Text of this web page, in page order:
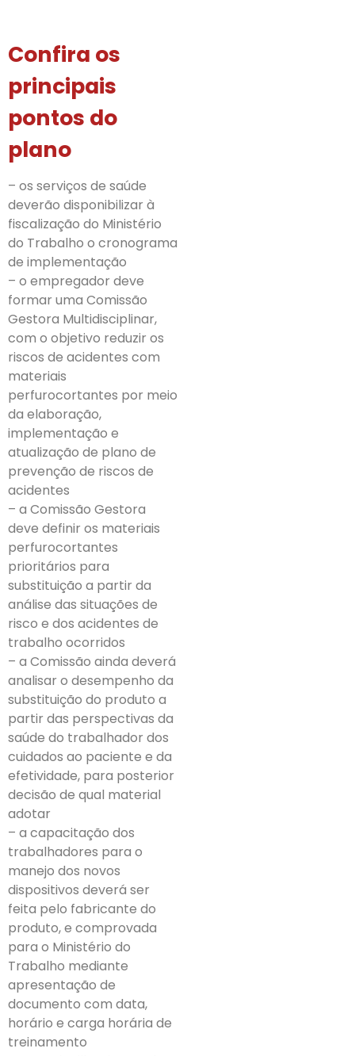
Confira os
principais
pontos do
plano
– os serviços de saúde
deverão disponibilizar à
fiscalização do Ministério
do Trabalho o cronograma
de implementação
– o empregador deve
formar uma Comissão
Gestora Multidisciplinar,
com o objetivo reduzir os
riscos de acidentes com
materiais
perfurocortantes por meio
da elaboração,
implementação e
atualização de plano de
prevenção de riscos de
acidentes
– a Comissão Gestora
deve definir os materiais
perfurocortantes
prioritários para
substituição a partir da
análise das situações de
risco e dos acidentes de
trabalho ocorridos
– a Comissão ainda deverá
analisar o desempenho da
substituição do produto a
partir das perspectivas da
saúde do trabalhador dos
cuidados ao paciente e da
efetividade, para posterior
decisão de qual material
adotar
– a capacitação dos
trabalhadores para o
manejo dos novos
dispositivos deverá ser
feita pelo fabricante do
produto, e comprovada
para o Ministério do
Trabalho mediante
apresentação de
documento com data,
horário e carga horária de
treinamento